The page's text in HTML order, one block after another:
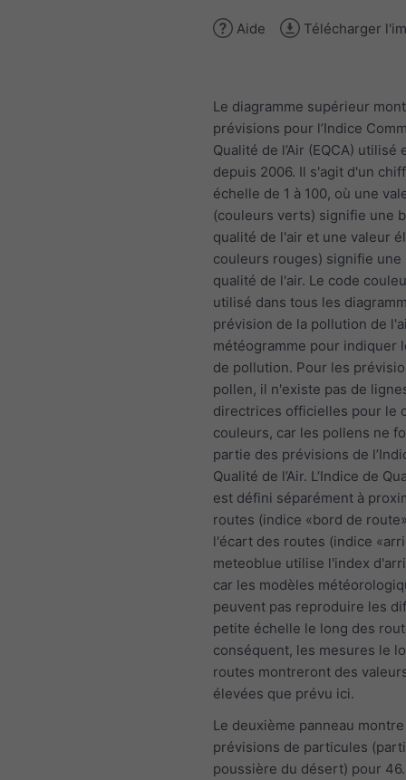
Aide Télécharger
Le diagramme supérieur
prévisions pour l’Indice
Qualité de l’Air (EQCA) utilisé
depuis 2006. Il s'agit d'un
échelle de 1 à 100, où une
(couleurs verts) signifie une
qualité de l'air et une valeur
couleurs rouges) signifie une
qualité de l'air. Le code
utilisé dans tous les
prévision de la pollution de
météogramme pour indiquer
de pollution. Pour les
pollen, il n'existe pas de
directrices officielles pour le
couleurs, car les pollens ne
partie des prévisions de
Qualité de l’Air. L’Indice de
est défini séparément à
routes (indice «bord de
l'écart des routes (indice
meteoblue utilise l'index
car les modèles
peuvent pas reproduire les
petite échelle le long des
conséquent, les mesures le
routes montreront des
élevées que prévu ici.
Le deuxième panneau
prévisions de particules
poussière du désert) pour